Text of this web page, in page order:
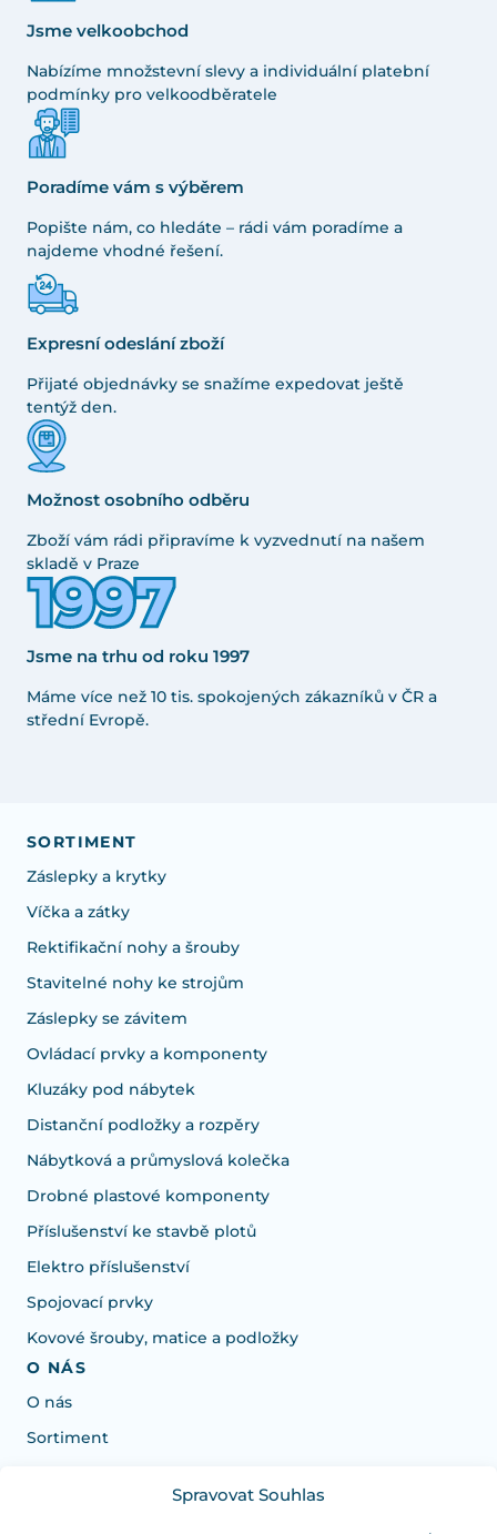
Spravovat Souhlas
Jsme velkoobchod
Nabízíme množstevní slevy a individuální platební
podmínky pro velkoodběratele
Poradíme vám s výběrem
Popište nám, co hledáte – rádi vám poradíme a
najdeme vhodné řešení.
Expresní odeslání zboží
Přijaté objednávky se snažíme expedovat ještě
tentýž den.
Možnost osobního odběru
Zboží vám rádi připravíme k vyzvednutí na našem
skladě v Praze
Jsme na trhu od roku 1997
Máme více než 10 tis. spokojených zákazníků v ČR a
střední Evropě.
SORTIMENT
Záslepky a krytky
Víčka a zátky
Rektifikační nohy a šrouby
Stavitelné nohy ke strojům
Záslepky se závitem
Ovládací prvky a komponenty
Kluzáky pod nábytek
Distanční podložky a rozpěry
Nábytková a průmyslová kolečka
Drobné plastové komponenty
Příslušenství ke stavbě plotů
Elektro příslušenství
Spojovací prvky
Kovové šrouby, matice a podložky
O NÁS
O nás
Sortiment
Potřebujete poradit s výběrem?